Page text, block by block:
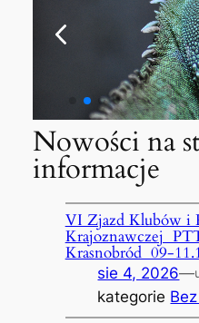
Nowości na
informacje
VI Zjazd Klubów i
Krajoznawczej
Krasnobród 09-
sie 4, 2026—
kategorie